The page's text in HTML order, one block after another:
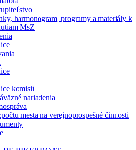
harmonogram, programy a materiály k
MsZ
komisií
nariadenia
mesta na verejnoprospešné činnosti